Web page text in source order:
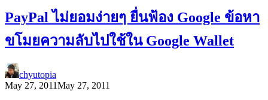
PayPal ไม่ยอมง่ายๆ ยื่นฟ้อง Google ข้อหา
ขโมยความลับไปใช้ใน Google Wallet
chyutopia
May 27, 2011May 27, 2011